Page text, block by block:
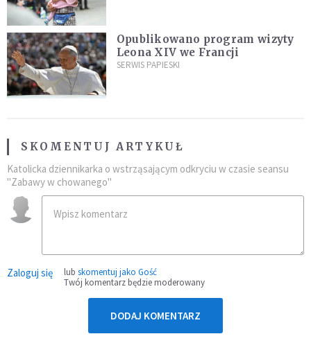
Opublikowano program wizyty
Leona XIV we Francji
SERWIS PAPIESKI
SKOMENTUJ ARTYKUŁ
Katolicka dziennikarka o wstrząsającym odkryciu w czasie seansu
"Zabawy w chowanego"
Zaloguj się lub skomentuj jako Gość
Twój komentarz będzie moderowany
DODAJ KOMENTARZ